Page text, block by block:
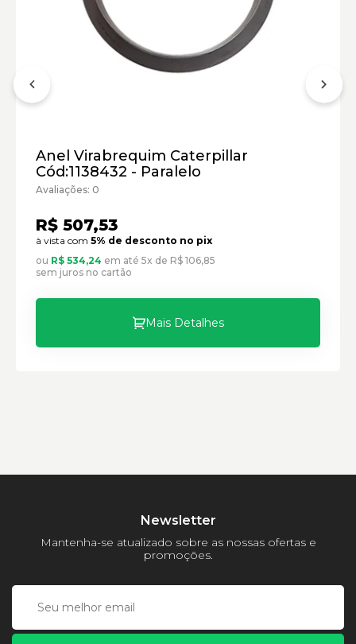
Motor:
Carregadeira de Rodas Caterpillar:
Marca:
Material:
Modelo:
Comprimento:
Largura:
Altura:
Anel Virabrequim Caterpillar
Cód:1138432 - Paralelo
Avaliações: 0
R$ 507,53
à vista com 5% de desconto no pix
ou R$ 534,24 em até 5x de R$ 106,85
sem juros no cartão
Mais Detalhes
Newsletter
Mantenha-se atualizado sobre as nossas ofertas e
promoções.